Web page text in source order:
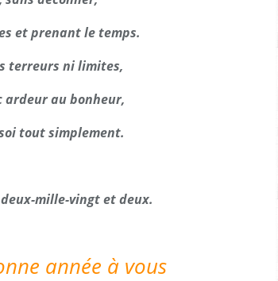
et prenant le temps.
terreurs ni limites,
ardeur au bonheur,
tout simplement.
mille-vingt et deux.
année à vous